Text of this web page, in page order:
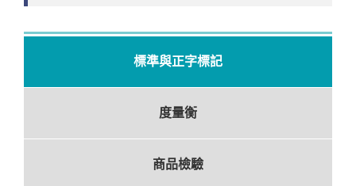
標準與正字標記
度量衡
商品檢驗